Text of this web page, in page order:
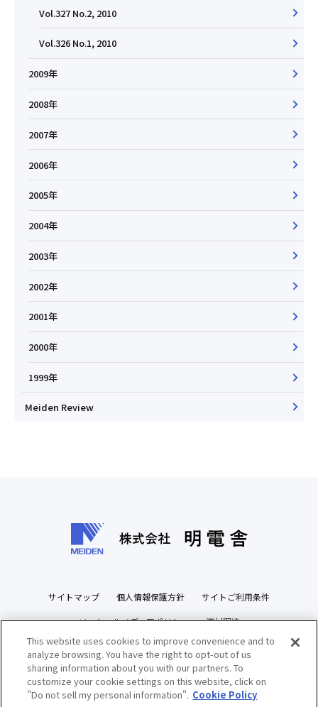
Vol.327 No.2, 2010
Vol.326 No.1, 2010
2009年
2008年
2007年
2006年
2005年
2004年
2003年
2002年
2001年
2000年
1999年
Meiden Review
サイトマップ 個人情報保護方針 サイトご利用条件
ソーシャルメディアポリシー 資材調達
ビジネスパートナーズサイト
This website uses cookies to improve convenience and to
analyze browsing. You have the right to opt-out of us
sharing information about you with our partners. To
customize your cookie settings on this website, click on
"Do not sell my personal information". Cookie Policy